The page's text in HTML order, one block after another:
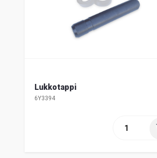
Lukkotappi
6Y3394